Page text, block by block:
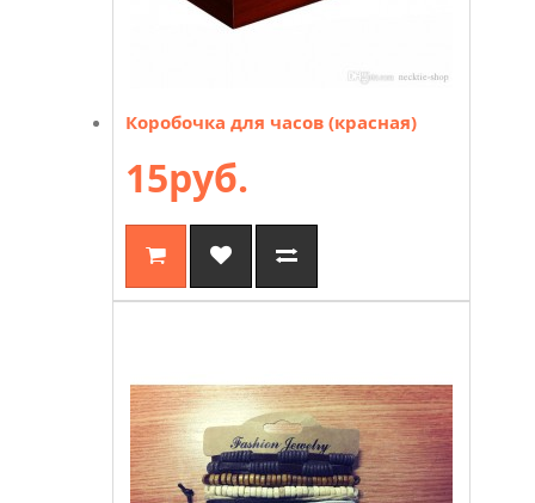
Коробочка для часов (красная)
15руб.